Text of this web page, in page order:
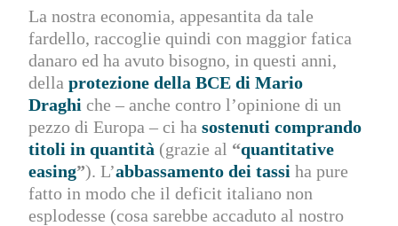
La nostra economia, appesantita da tale
fardello, raccoglie quindi con maggior fatica
danaro ed ha avuto bisogno, in questi anni,
dellaprotezione della BCE di Mario
Draghi che – anche contro l’opinione di un
pezzo di Europa – ci hasostenuti comprando
titoli in quantità (grazie al “quantitative
easing”). L’abbassamento dei tassi ha pure
fatto in modo che il deficit italiano non
esplodesse (cosa sarebbe accaduto al nostro